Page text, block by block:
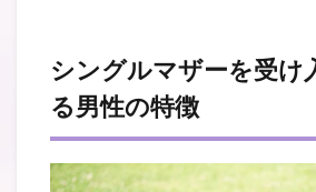
シングルマザーを受け
る男性の特徴